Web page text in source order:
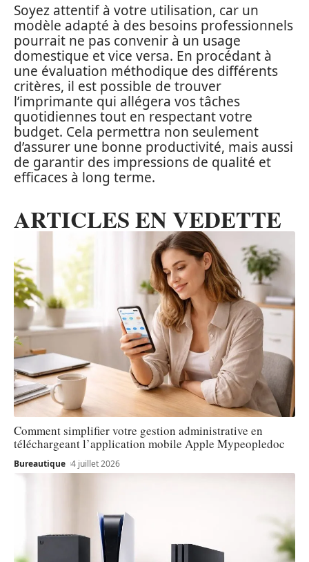
Soyez attentif à votre utilisation, car un
modèle adapté à des besoins professionnels
pourrait ne pas convenir à un usage
domestique et vice versa. En procédant à
une évaluation méthodique des différents
critères, il est possible de trouver
l’imprimante qui allégera vos tâches
quotidiennes tout en respectant votre
budget. Cela permettra non seulement
d’assurer une bonne productivité, mais aussi
de garantir des impressions de qualité et
efficaces à long terme.
ARTICLES EN VEDETTE
Comment simplifier votre gestion administrative en
téléchargeant l’application mobile Apple Mypeopledoc
Bureautique 4 juillet 2026